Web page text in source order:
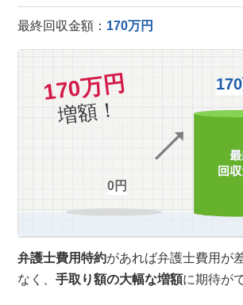
最終回収金額： 170万円
170万円
増額！
0円
弁護士費用特約があれば弁護士費用が
なく、手取り額の大幅な増額に期待が